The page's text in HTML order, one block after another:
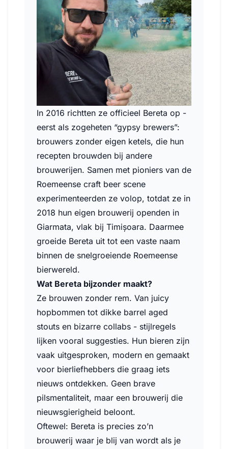
In 2016 richtten ze officieel Bereta op -
eerst als zogeheten “gypsy brewers”:
brouwers zonder eigen ketels, die hun
recepten brouwden bij andere
brouwerijen. Samen met pioniers van de
Roemeense craft beer scene
experimenteerden ze volop, totdat ze in
2018 hun eigen brouwerij openden in
Giarmata, vlak bij Timișoara. Daarmee
groeide Bereta uit tot een vaste naam
binnen de snelgroeiende Roemeense
bierwereld.
Wat Bereta bijzonder maakt?
Ze brouwen zonder rem. Van juicy
hopbommen tot dikke barrel aged
stouts en bizarre collabs - stijlregels
lijken vooral suggesties. Hun bieren zijn
vaak uitgesproken, modern en gemaakt
voor bierliefhebbers die graag iets
nieuws ontdekken. Geen brave
pilsmentaliteit, maar een brouwerij die
nieuwsgierigheid beloont.
Oftewel: Bereta is precies zo’n
brouwerij waar je blij van wordt als je